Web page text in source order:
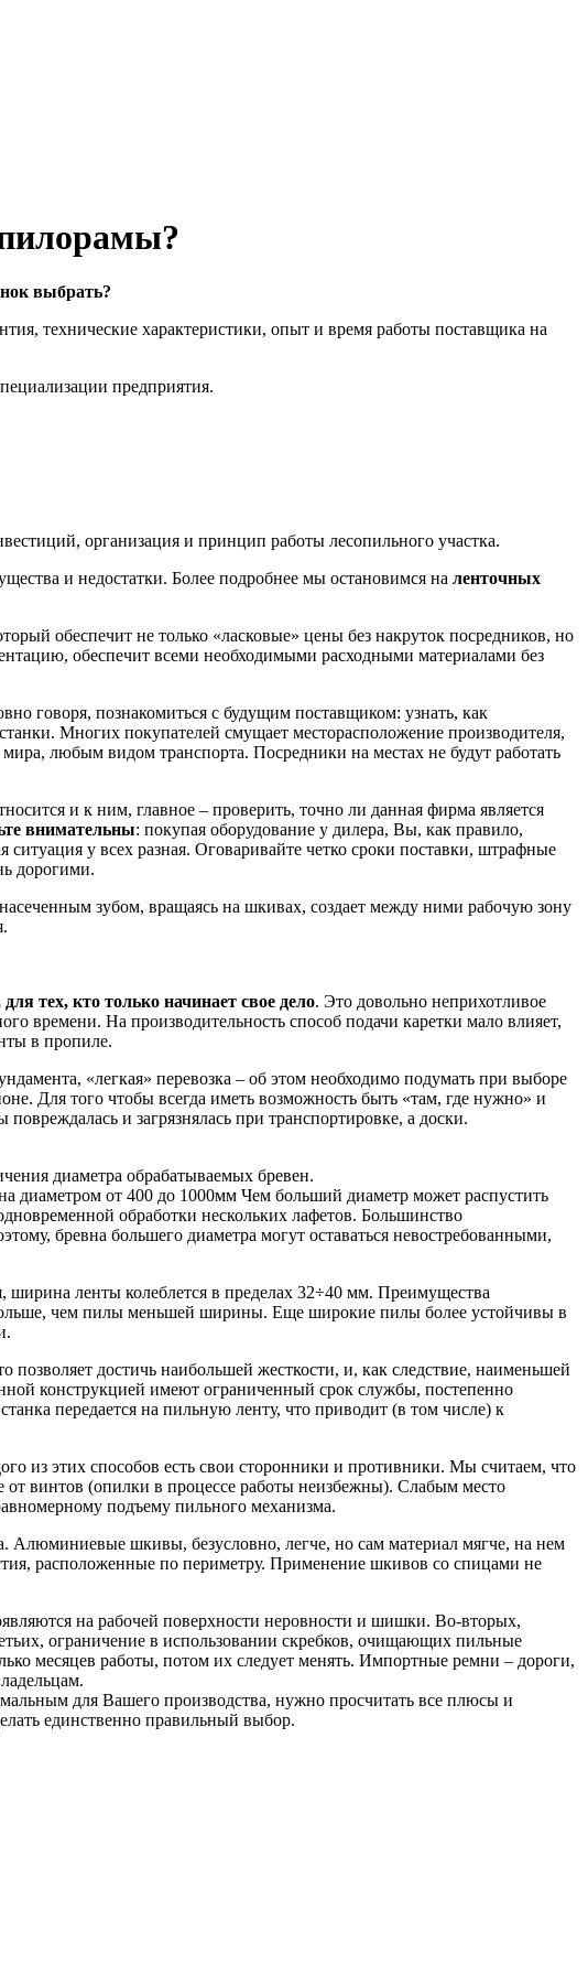
выбрать?
технические характеристики, опыт и время работы поставщика на
предприятия.
организация и принцип работы лесопильного участка.
и недостатки. Более подробнее мы остановимся на ленточных
обеспечит не только «ласковые» цены без накруток посредников, но
обеспечит всеми необходимыми расходными материалами без
говоря, познакомиться с будущим поставщиком: узнать, как
Многих покупателей смущает месторасположение производителя,
любым видом транспорта. Посредники на местах не будут работать
и к ним, главное – проверить, точно ли данная фирма является
внимательны: покупая оборудование у дилера, Вы, как правило,
ситуация у всех разная. Оговаривайте четко сроки поставки, штрафные
дорогими.
зубом, вращаясь на шкивах, создает между ними рабочую зону
тех, кто только начинает свое дело. Это довольно неприхотливое
времени. На производительность способ подачи каретки мало влияет,
в пропиле.
«легкая» перевозка – об этом необходимо подумать при выборе
Для того чтобы всегда иметь возможность быть «там, где нужно» и
и загрязнялась при транспортировке, а доски.
диаметра обрабатываемых бревен.
диаметром от 400 до 1000мм Чем больший диаметр может распустить
обработки нескольких лафетов. Большинство
бревна большего диаметра могут оставаться невостребованными,
ленты колеблется в пределах 32÷40 мм. Преимущества
чем пилы меньшей ширины. Еще широкие пилы более устойчивы в
достичь наибольшей жесткости, и, как следствие, наименьшей
конструкцией имеют ограниченный срок службы, постепенно
передается на пильную ленту, что приводит (в том числе) к
из этих способов есть свои сторонники и противники. Мы считаем, что
от винтов (опилки в процессе работы неизбежны). Слабым место
подъему пильного механизма.
Алюминиевые шкивы, безусловно, легче, но сам материал мягче, на нем
расположенные по периметру. Применение шкивов со спицами не
на рабочей поверхности неровности и шишки. Во-вторых,
ограничение в использовании скребков, очищающих пильные
месяцев работы, потом их следует менять. Импортные ремни – дороги,
для Вашего производства, нужно просчитать все плюсы и
единственно правильный выбор.